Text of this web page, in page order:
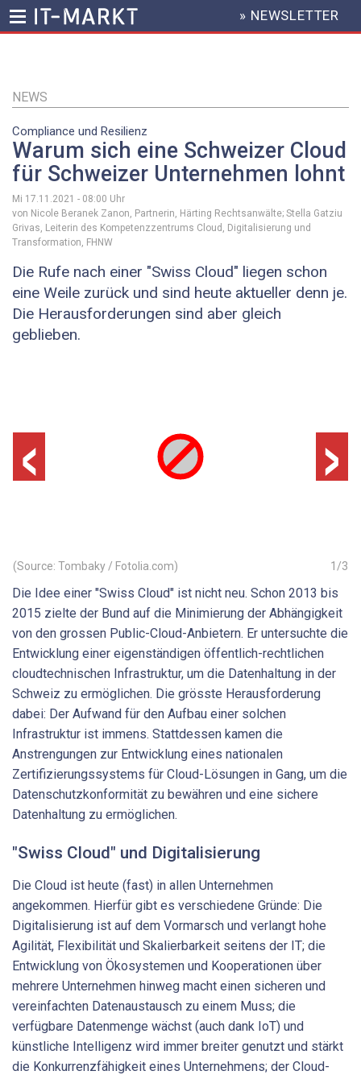
Inhalt
HEADER
MENU
» NEWSLETTER
NEWS
Compliance und Resilienz
Warum sich eine Schweizer Cloud
für Schweizer Unternehmen lohnt
Mi 17.11.2021 - 08:00 Uhr
von Nicole Beranek Zanon, Partnerin, Härting Rechtsanwälte; Stella Gatziu
Grivas, Leiterin des Kompetenzzentrums Cloud, Digitalisierung und
Transformation, FHNW
Die Rufe nach einer "Swiss Cloud" liegen schon
eine Weile zurück und sind heute aktueller denn je.
Die Herausforderungen sind aber gleich
geblieben.
‹ ›
1 /3
(Source: Tombaky / Fotolia.com)
Die Idee einer "Swiss Cloud" ist nicht neu. Schon 2013 bis
2015 zielte der Bund auf die Minimierung der Abhängigkeit
von den grossen Public-Cloud-Anbietern. Er untersuchte die
Entwicklung einer eigenständigen öffentlich-rechtlichen
cloudtechnischen Infrastruktur, um die Datenhaltung in der
Schweiz zu ermöglichen. Die grösste Herausforderung
dabei: Der Aufwand für den Aufbau einer solchen
Infrastruktur ist immens. Stattdessen kamen die
Anstrengungen zur Entwicklung eines nationalen
Zertifizierungssystems für Cloud-Lösungen in Gang, um die
Datenschutzkonformität zu bewähren und eine sichere
Datenhaltung zu ermöglichen.
"Swiss Cloud" und Digitalisierung
Die Cloud ist heute (fast) in allen Unternehmen
angekommen. Hierfür gibt es verschiedene Gründe: Die
Digitalisierung ist auf dem Vormarsch und verlangt hohe
Agilität, Flexibilität und Skalierbarkeit seitens der IT; die
Entwicklung von Ökosystemen und Kooperationen über
mehrere Unternehmen hinweg macht einen sicheren und
vereinfachten Datenaustausch zu einem Muss; die
verfügbare Datenmenge wächst (auch dank IoT) und
künstliche Intelligenz wird immer breiter genutzt und stärkt
die Konkurrenzfähigkeit eines Unternehmens; der Cloud-